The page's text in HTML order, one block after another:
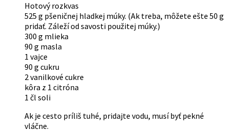
Hotový rozkvas
525 g pšeničnej hladkej múky. (Ak treba, môžete ešte 50 g
pridať. Záleží od savosti použitej múky.)
300 g mlieka
90 g masla
1 vajce
90 g cukru
2 vanilkové cukre
kôra z 1 citróna
1 čl soli
Ak je cesto príliš tuhé, pridajte vodu, musí byť pekné
vláčne.